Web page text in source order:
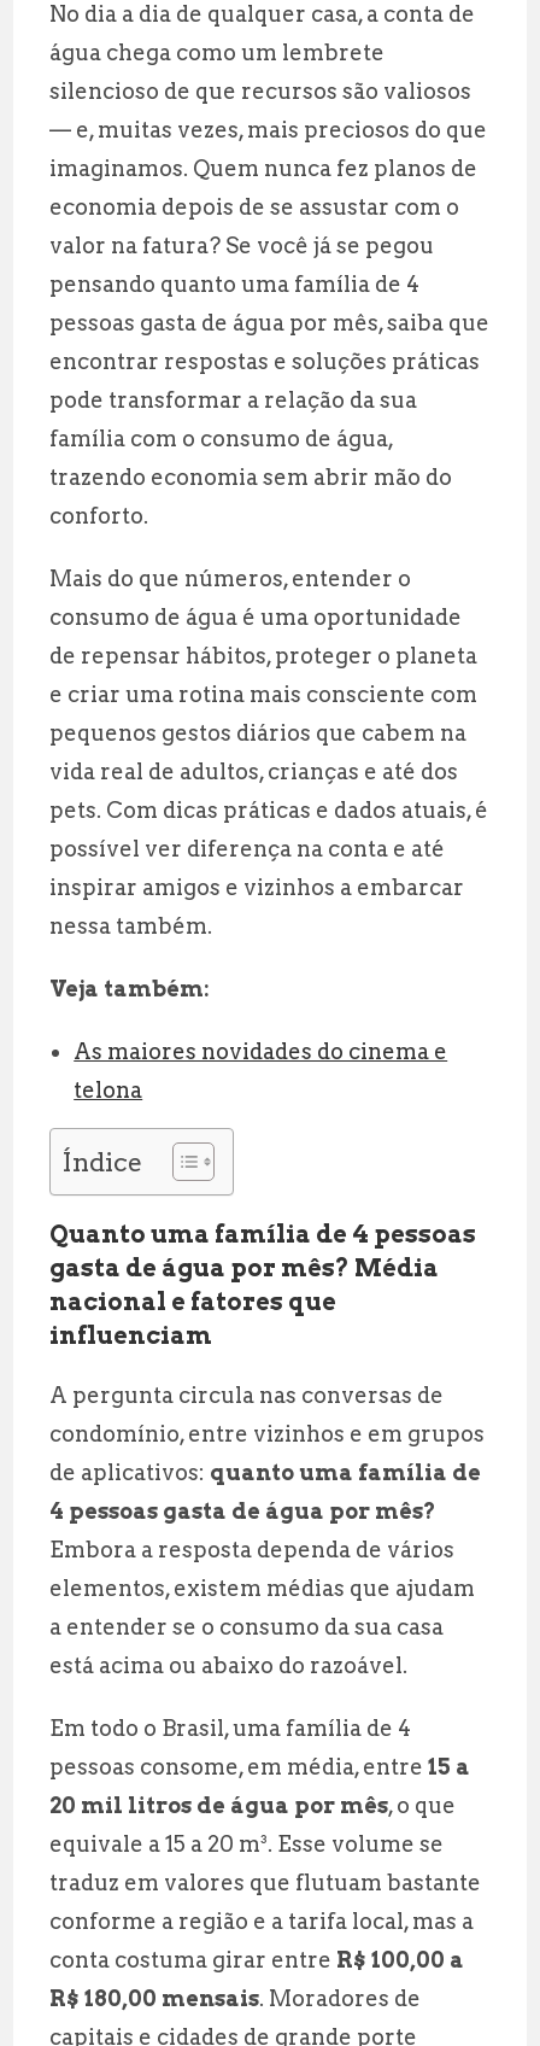
ai
l
at
s
A
p
p
e
g
r
a
m
a
r
e
No dia a dia de qualquer casa, a conta de
água chega como um lembrete
silencioso de que recursos são valiosos
— e, muitas vezes, mais preciosos do que
imaginamos. Quem nunca fez planos de
economia depois de se assustar com o
valor na fatura? Se você já se pegou
pensando quanto uma família de 4
pessoas gasta de água por mês, saiba que
encontrar respostas e soluções práticas
pode transformar a relação da sua
família com o consumo de água,
trazendo economia sem abrir mão do
conforto.
Mais do que números, entender o
consumo de água é uma oportunidade
de repensar hábitos, proteger o planeta
e criar uma rotina mais consciente com
pequenos gestos diários que cabem na
vida real de adultos, crianças e até dos
pets. Com dicas práticas e dados atuais, é
possível ver diferença na conta e até
inspirar amigos e vizinhos a embarcar
nessa também.
Veja também:
As maiores novidades do cinema e
telona
Índice
Quanto uma família de 4 pessoas
gasta de água por mês? Média
nacional e fatores que
influenciam
A pergunta circula nas conversas de
condomínio, entre vizinhos e em grupos
de aplicativos: quanto uma família de
4 pessoas gasta de água por mês?
Embora a resposta dependa de vários
elementos, existem médias que ajudam
a entender se o consumo da sua casa
está acima ou abaixo do razoável.
Em todo o Brasil, uma família de 4
pessoas consome, em média, entre15 a
20 mil litros de água por mês, o que
equivale a 15 a 20 m³. Esse volume se
traduz em valores que flutuam bastante
conforme a região e a tarifa local, mas a
conta costuma girar entre R$ 100,00 a
R$ 180,00 mensais. Moradores de
capitais e cidades de grande porte